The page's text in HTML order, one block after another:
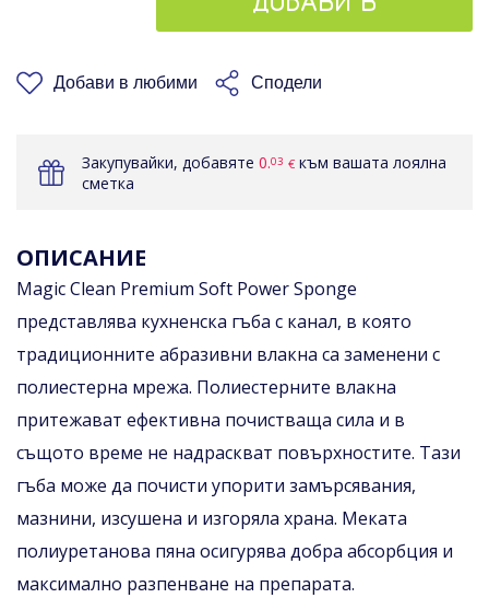
КОШНИЦАТА
Добави в любими Сподели
Закупувайки, добавяте 0.03 € към вашата лоялна
сметка
ОПИСАНИЕ
Magic Clean Premium Soft Power Sponge
представлява кухненска гъба с канал, в която
традиционните абразивни влакна са заменени с
полиестерна мрежа. Полиестерните влакна
притежават ефективна почистваща сила и в
същото време не надраскват повърхностите. Тази
гъба може да почисти упорити замърсявания,
мазнини, изсушена и изгоряла храна. Меката
полиуретанова пяна осигурява добра абсорбция и
максимално разпенване на препарата.